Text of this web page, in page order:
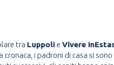
tra Luppoli e Vivere
cronaca, i padroni di casa si